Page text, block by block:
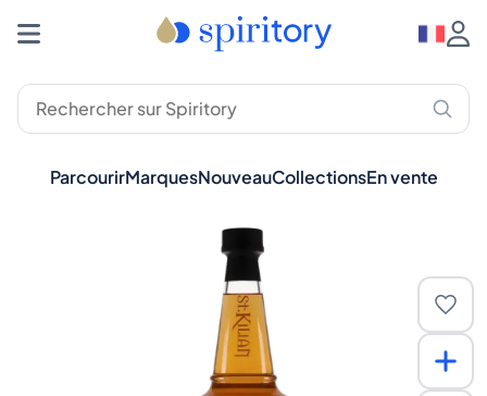
ParcourirMarquesNouveauCollectionsEn vente